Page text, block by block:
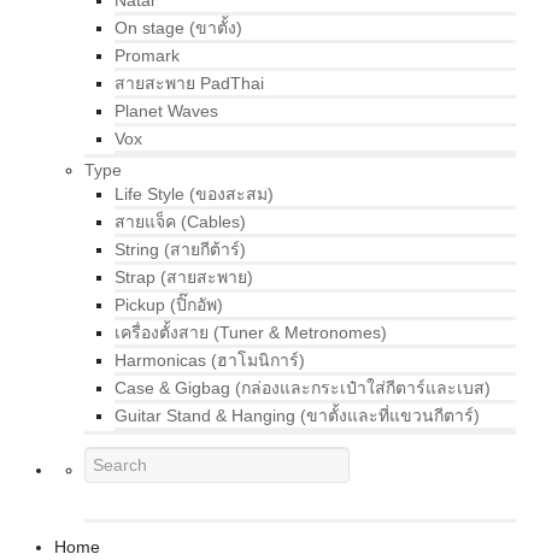
On stage (ขาตั้ง)
Promark
สายสะพาย PadThai
Planet Waves
Vox
Type
Life Style (ของสะสม)
สายแจ็ค (Cables)
String (สายกีต้าร์)
Strap (สายสะพาย)
Pickup (ปิ๊กอัพ)
เครื่องตั้งสาย (Tuner & Metronomes)
Harmonicas (ฮาโมนิการ์)
Case & Gigbag (กล่องและกระเป๋าใส่กีตาร์และเบส)
Guitar Stand & Hanging (ขาตั้งและที่แขวนกีตาร์)
Home